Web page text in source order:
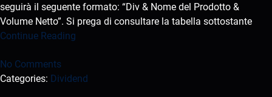
seguirà il seguente formato: “Div & Nome del Prodotto &
Volume Netto”. Si prega di consultare la tabella sottostante
Continue Reading
No Comments
Categories: Dividend